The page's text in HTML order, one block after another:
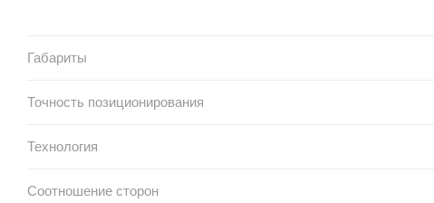
Габариты
Точность позиционирования
Технология
Соотношение сторон